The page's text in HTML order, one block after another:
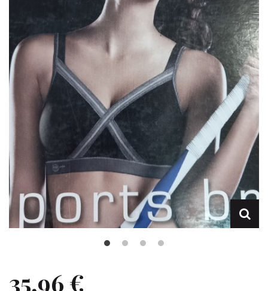
Prendas moldeadoras
Hombre
Ortopedia
Outlet
35,96 €